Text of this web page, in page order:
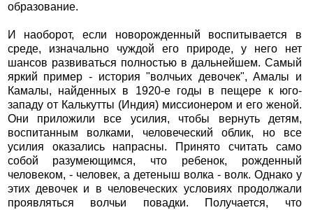
образование.
И наоборот, если новорожденный воспитывается в
среде, изначально чуждой его природе, у него нет
шансов развиваться полностью в дальнейшем. Самый
яркий пример - история "волчьих девочек", Амалы и
Камалы, найденных в 1920-е годы в пещере к юго-
западу от Калькутты (Индия) миссионером и его женой.
Они приложили все усилия, чтобы вернуть детям,
воспитанным волками, человеческий облик, но все
усилия оказались напрасны. Принято считать само
собой разумеющимся, что ребенок, рожденный
человеком, - человек, а детеныш волка - волк. Однако у
этих девочек и в человеческих условиях продолжали
проявляться волчьи повадки. Получается, что